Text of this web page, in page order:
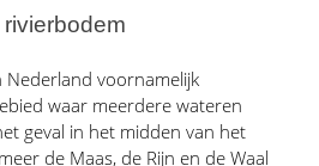
voornamelijk
waar meerdere wateren
geval in het midden van het
de Maas, de Rijn en de Waal